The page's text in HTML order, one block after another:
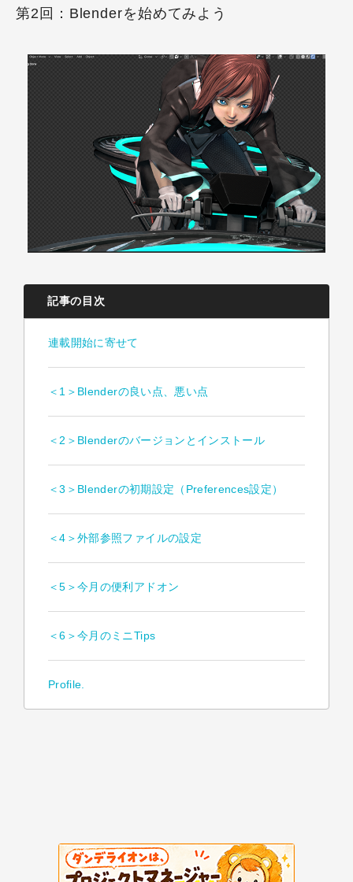
第2回：Blenderを始めてみよう
記事の目次
連載開始に寄せて
＜1＞Blenderの良い点、悪い点
＜2＞Blenderのバージョンとインストール
＜3＞Blenderの初期設定（Preferences設定）
＜4＞外部参照ファイルの設定
＜5＞今月の便利アドオン
＜6＞今月のミニTips
Profile.